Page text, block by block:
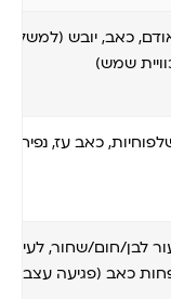
כאב, יובש (למשל
שמש)
כאב עז, נפיחות
לבן/חום/שחור,
כאב (פגיעה עצבית)